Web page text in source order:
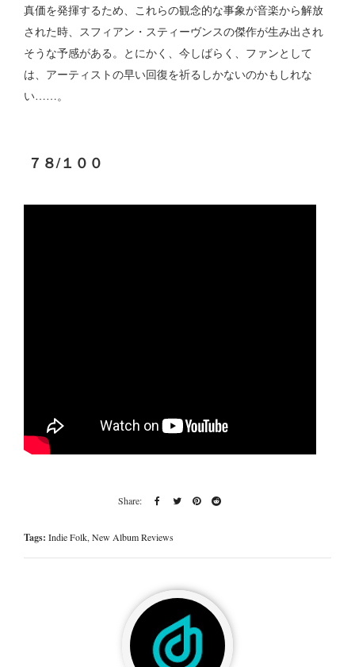
真価を発揮するため、これらの観念的な事象が音楽から解放
された時、スフィアン・スティーヴンスの傑作が生み出され
そうな予感がある。とにかく、今しばらく、ファンとして
は、アーティストの早い回復を祈るしかないのかもしれな
い……。
７８/１００
Tags: Indie Folk,New Album Reviews